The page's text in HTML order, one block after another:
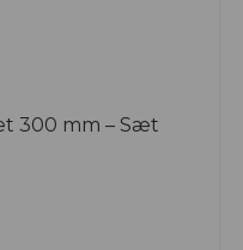
300 mm – Sæt